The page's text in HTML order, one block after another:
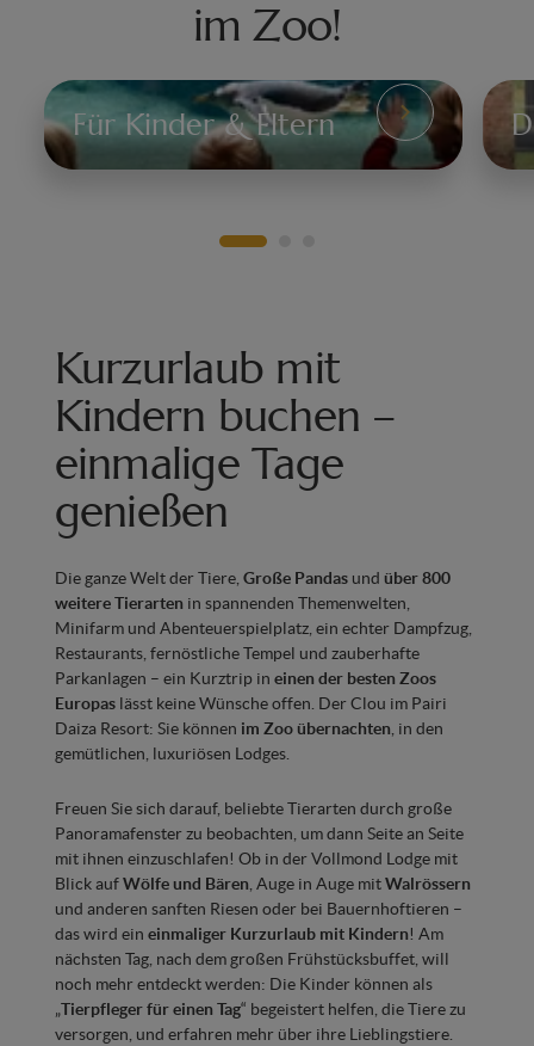
im Zoo!
Für
Kinder
Für Kinder & Eltern
Kurzurlaub mit
Kindern buchen –
einmalige Tage
genießen
Die ganze Welt der Tiere, Große Pandasund über 800
weitere Tierarten in spannenden Themenwelten,
Minifarm und Abenteuerspielplatz, ein echter Dampfzug,
Restaurants, fernöstliche Tempel und zauberhafte
Parkanlagen – ein Kurztrip in einen der besten Zoos
Europaslässt keine Wünsche offen. Der Clou im Pairi
Daiza Resort: Sie können im Zoo übernachten , in den
gemütlichen, luxuriösen Lodges.
Freuen Sie sich darauf, beliebte Tierarten durch große
Panoramafenster zu beobachten, um dann Seite an Seite
mit ihnen einzuschlafen! Ob in der Vollmond Lodge mit
Blick aufWölfe und Bären , Auge in Auge mitWalrössern
und anderen sanften Riesen oder bei Bauernhoftieren –
das wird ein einmaliger Kurzurlaub mit Kindern! Am
nächsten Tag, nach dem großen Frühstücksbuffet, will
noch mehr entdeckt werden: Die Kinder können als
„Tierpfleger für einen Tag“ begeistert helfen, die Tiere zu
versorgen, und erfahren mehr über ihre Lieblingstiere.